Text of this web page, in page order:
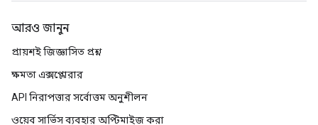
আরও জানুন
প্রায়শই জিজ্ঞাসিত প্রশ্ন
ক্ষমতা এক্সপ্লোরার
API নিরাপত্তার সর্বোত্তম অনুশীলন
ওয়েব সার্ভিস ব্যবহার অপ্টিমাইজ করা